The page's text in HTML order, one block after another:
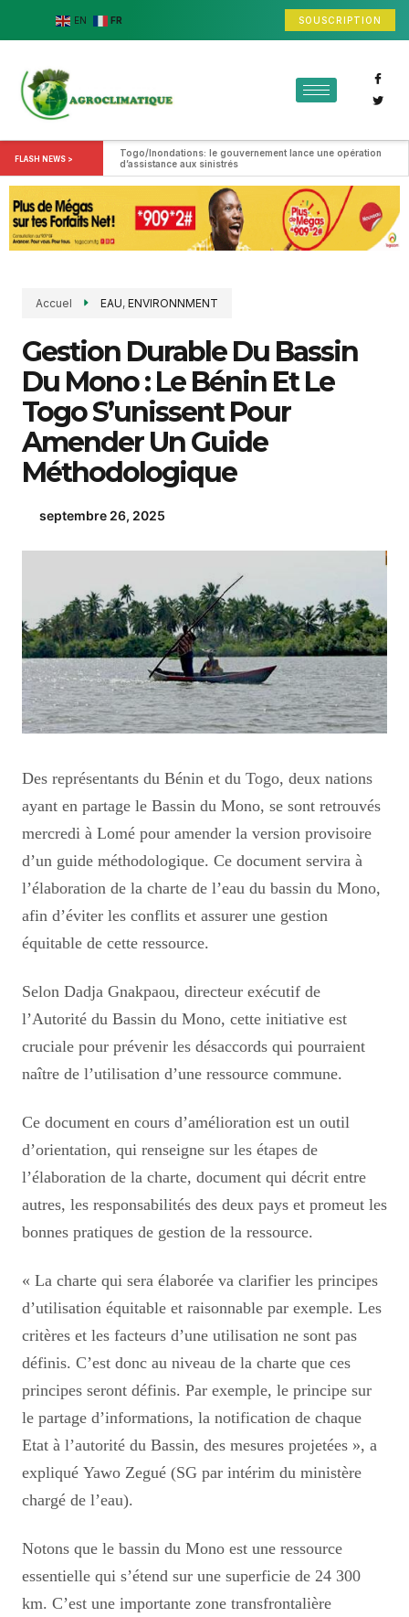
EN FR SOUSCRIPTION
FLASH NEWS >
Togo/Inondations: le gouvernement lance une opération
d’assistance aux sinistrés
Accuel EAU, ENVIRONNMENT
Gestion Durable Du Bassin
Du Mono : Le Bénin Et Le
Togo S’unissent Pour
Amender Un Guide
Méthodologique
septembre 26, 2025
Des représentants du Bénin et du Togo, deux nations
ayant en partage le Bassin du Mono, se sont retrouvés
mercredi à Lomé pour amender la version provisoire
d’un guide méthodologique. Ce document servira à
l’élaboration de la charte de l’eau du bassin du Mono,
afin d’éviter les conflits et assurer une gestion
équitable de cette ressource.
Selon Dadja Gnakpaou, directeur exécutif de
l’Autorité du Bassin du Mono, cette initiative est
cruciale pour prévenir les désaccords qui pourraient
naître de l’utilisation d’une ressource commune.
Ce document en cours d’amélioration est un outil
d’orientation, qui renseigne sur les étapes de
l’élaboration de la charte, document qui décrit entre
autres, les responsabilités des deux pays et promeut les
bonnes pratiques de gestion de la ressource.
« La charte qui sera élaborée va clarifier les principes
d’utilisation équitable et raisonnable par exemple. Les
critères et les facteurs d’une utilisation ne sont pas
définis. C’est donc au niveau de la charte que ces
principes seront définis. Par exemple, le principe sur
le partage d’informations, la notification de chaque
Etat à l’autorité du Bassin, des mesures projetées », a
expliqué Yawo Zegué (SG par intérim du ministère
chargé de l’eau).
Notons que le bassin du Mono est une ressource
essentielle qui s’étend sur une superficie de 24 300
km. C’est une importante zone transfrontalière